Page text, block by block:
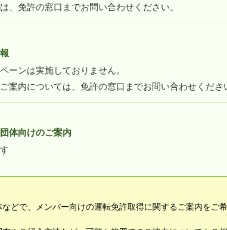
、免許の窓口までお問い合わせください。
ーンは実施しておりません。
案内については、免許の窓口までお問い合わせくださ
体向けのご案内
どで、メンバー向けの運転免許取得に関するご案内をご